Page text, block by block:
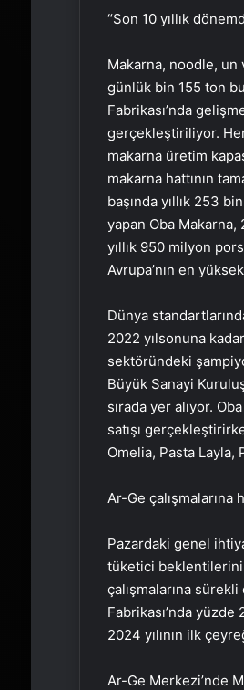
“Son 10 yıllık
Makarna, noodle, un
günlük bin 155 ton
Fabrikası’nda
gerçekleştiriliyor.
makarna üretim
makarna hattının
başında yıllık 253
yapan Oba Makarna,
yıllık 950 milyon
Avrupa’nın en
Dünya
2022 yılsonuna
sektöründeki
Büyük Sanayi
sırada yer alıyor.
satışı
Omelia, Pasta Layla,
Ar-Ge çalışmalarına
Pazardaki genel
tüketici beklentilerini
çalışmalarına
Fabrikası’nda
2024 yılının ilk
Ar-Ge Merkezi’nde